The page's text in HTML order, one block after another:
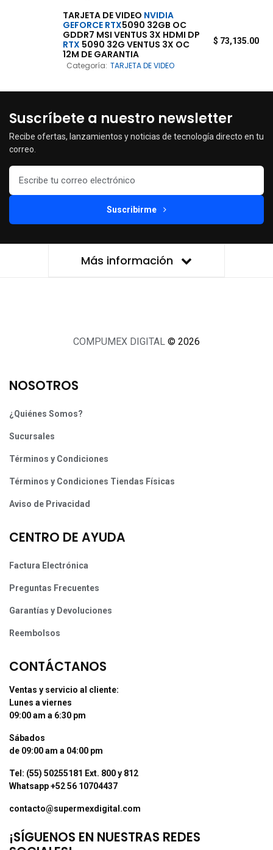
TARJETA DE VIDEO NVIDIA
GEFORCE RTX5090 32GB OC
GDDR7 MSI VENTUS 3X HDMI DP
RTX 5090 32G VENTUS 3X OC
12M DE GARANTIA
Categoría: TARJETA DE VIDEO
$ 73,135.00
Suscríbete a nuestro newsletter
Recibe ofertas, lanzamientos y noticias de tecnología directo en tu
correo.
Suscribirme
Más información
COMPUMEX DIGITAL © 2026
NOSOTROS
¿Quiénes Somos?
Sucursales
Términos y Condiciones
Términos y Condiciones Tiendas Físicas
Aviso de Privacidad
CENTRO DE AYUDA
Factura Electrónica
Preguntas Frecuentes
Garantías y Devoluciones
Reembolsos
CONTÁCTANOS
Ventas y servicio al cliente:
Lunes a viernes
09:00 am a 6:30 pm
Sábados
de 09:00 am a 04:00 pm
Tel: (55) 50255181 Ext. 800 y 812
Whatsapp +52 56 10704437
contacto@supermexdigital.com
¡SÍGUENOS EN NUESTRAS REDES